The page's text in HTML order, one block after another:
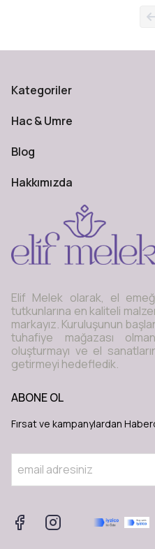
Kategoriler
Hac & Umre
Blog
Hakkımızda
Elif Melek olarak, el
tutkunlarına en kaliteli
markayız. Kuruluşunun
tuhafiye mağazası
oluşturmayı ve el
getirmeyi hedefledik.
ABONE OL
Fırsat ve kampanylardan